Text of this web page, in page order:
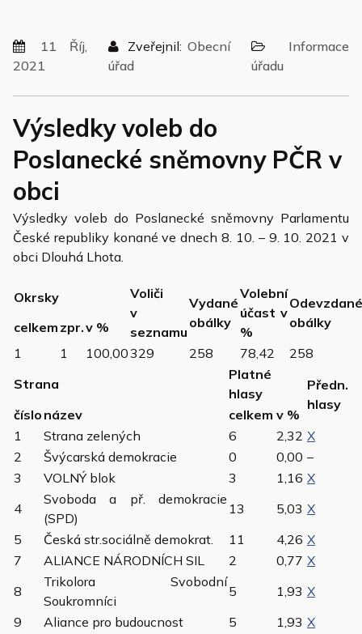
11 Říj,
2021
Zveřejnil: Obecní
úřad
Informace
úřadu
Výsledky voleb do
Poslanecké sněmovny PČR v
obci
Výsledky voleb do Poslanecké sněmovny Parlamentu
České republiky konané ve dnech 8. 10. – 9. 10. 2021 v
obci Dlouhá Lhota.
Okrsky
Voliči
v
seznamu
Vydané
obálky
Volební
účast v
%
Odevzdané
obálky
celkem zpr.v %
1
1 100,00329 258 78,42
258
Strana
Platné
hlasy
Předn.
hlasy
číslo název celkem v %
1
Strana zelených 6 2,32 X
2
Švýcarská demokracie 0 0,00 –
3
VOLNÝ blok 3 1,16 X
4
Svoboda a př. demokracie
(SPD)
13 5,03 X
5
Česká str.sociálně demokrat. 11 4,26 X
7
ALIANCE NÁRODNÍCH SIL 2 0,77 X
8
Trikolora Svobodní
Soukromníci
5 1,93 X
9
Aliance pro budoucnost 5 1,93 X